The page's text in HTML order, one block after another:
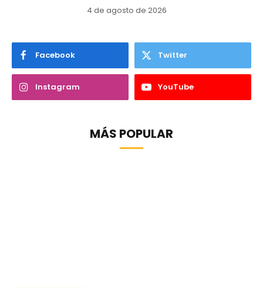
4 de agosto de 2026
Facebook Twitter
Instagram YouTube
MÁS POPULAR